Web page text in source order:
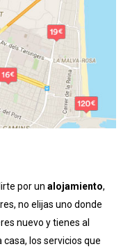
por un alojamiento,
no elijas uno donde
nuevo y tienes al
los servicios que